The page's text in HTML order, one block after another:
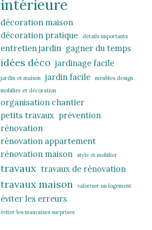
intérieure
décoration maison
décoration pratique
détails importants
entretien jardin gagner du temps
idées déco jardinage facile
jardin et maison jardin facile
meubles design
mobilier et décoration
organisation chantier
petits travaux prévention
rénovation
rénovation appartement
rénovation maison
style et mobilier
travaux travaux de rénovation
travaux maison valoriser un logement
éviter les erreurs
éviter les mauvaises surprises